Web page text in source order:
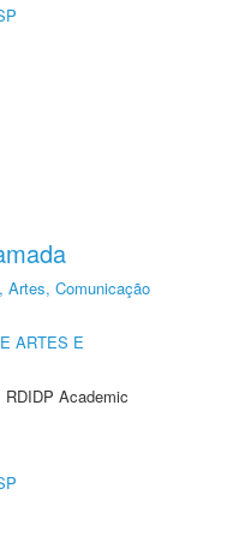
Artes, Comunicação
ARTES E
Academic